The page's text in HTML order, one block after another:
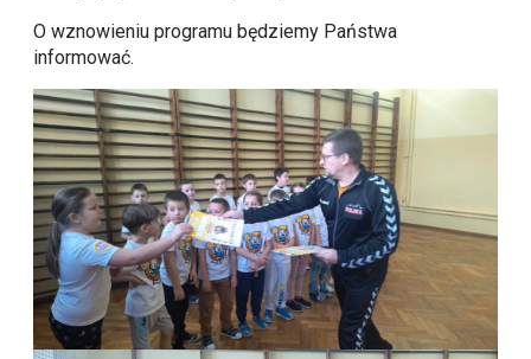
O wznowieniu programu będziemy Państwa
informować.